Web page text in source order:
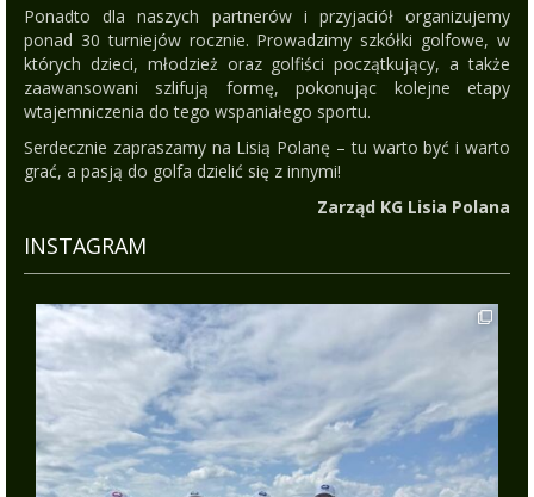
Ponadto dla naszych partnerów i przyjaciół organizujemy
ponad 30 turniejów rocznie. Prowadzimy szkółki golfowe, w
których dzieci, młodzież oraz golfiści początkujący, a także
zaawansowani szlifują formę, pokonując kolejne etapy
wtajemniczenia do tego wspaniałego sportu.
Serdecznie zapraszamy na Lisią Polanę – tu warto być i warto
grać, a pasją do golfa dzielić się z innymi!
Zarząd KG Lisia Polana
INSTAGRAM